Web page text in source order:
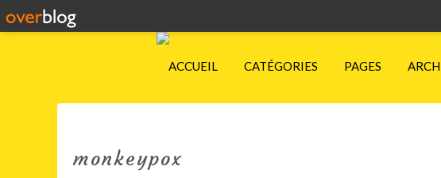
ACCUEIL CATÉGORIES PAGES
monkeypox